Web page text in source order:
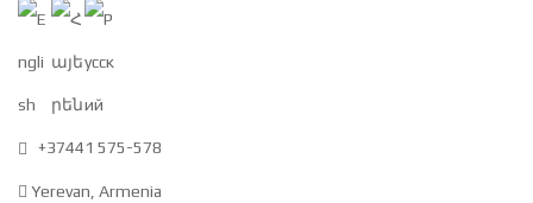
+37441 575-578
Yerevan, Armenia